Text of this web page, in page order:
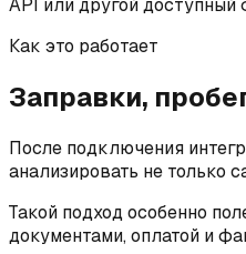
Как это работает
Заправки,
После подключения
анализировать не только
Такой подход особенно
документами, оплатой и